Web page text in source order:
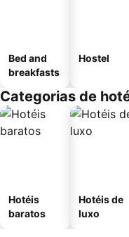
Bed and
breakfasts
Hostel
Categorias de
Hotéis
baratos
Hotéis de
luxo